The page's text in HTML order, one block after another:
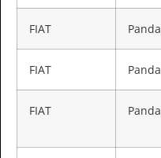
FIAT Panda
FIAT Panda
FIAT Panda